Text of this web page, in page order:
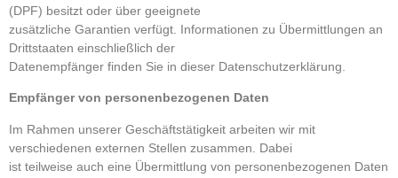
(DPF) besitzt oder über geeignete
zusätzliche Garantien verfügt. Informationen zu Übermittlungen an
Drittstaaten einschließlich der
Datenempfänger finden Sie in dieser Datenschutzerklärung.
Empfänger von personenbezogenen Daten
Im Rahmen unserer Geschäftstätigkeit arbeiten wir mit
verschiedenen externen Stellen zusammen. Dabei
ist teilweise auch eine Übermittlung von personenbezogenen Daten